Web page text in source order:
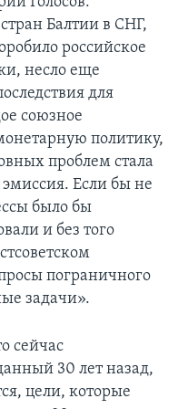
Балтии в СНГ,
российское
несло еще
для
союзное
политику,
проблем стала
Если бы не
было бы
и без того
пограничного
задачи».
сейчас
30 лет назад,
цели, которые